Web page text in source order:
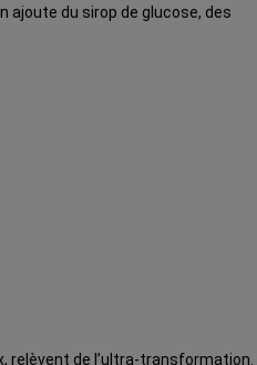
ajoute du sirop de glucose, des
relèvent de l’ultra-transformation.